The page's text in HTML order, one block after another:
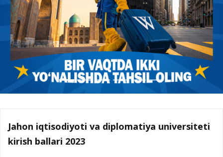
Jahon iqtisodiyoti va diplomatiya universiteti
kirish ballari 2023